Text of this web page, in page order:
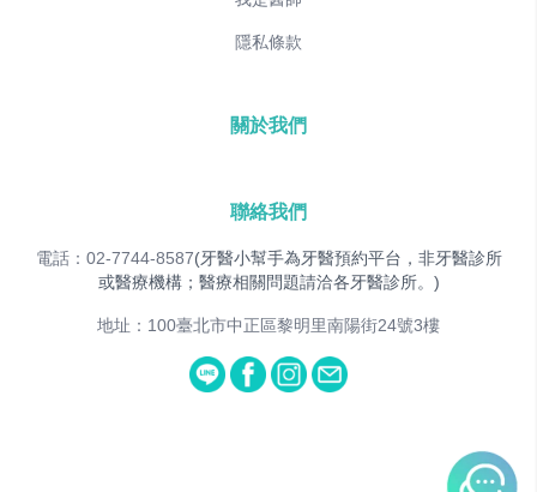
隱私條款
關於我們
聯絡我們
電話：02-7744-8587(牙醫小幫手為牙醫預約平台，非牙醫診所
或醫療機構；醫療相關問題請洽各牙醫診所。)
地址：100臺北市中正區黎明里南陽街24號3樓